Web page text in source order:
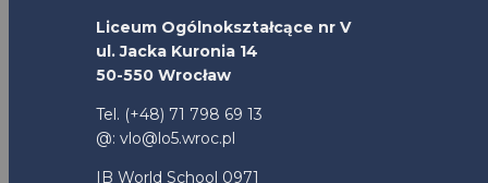
Liceum Ogólnokształcące nr V
ul. Jacka Kuronia 14
50-550 Wrocław
Tel. (+48) 71 798 69 13
@: vlo@lo5.wroc.pl
IB World School 0971